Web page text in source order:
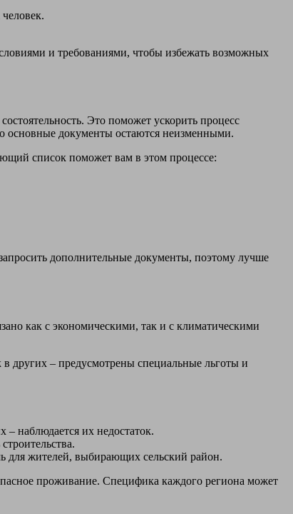
и требованиями, чтобы избежать возможных
Это поможет ускорить процесс
основные документы остаются неизменными.
список поможет вам в этом процессе:
дополнительные документы, поэтому лучше
как с экономическими, так и с климатическими
других – предусмотрены специальные льготы и
наблюдается их недостаток.
для жителей, выбирающих сельский район.
проживание. Специфика каждого региона может